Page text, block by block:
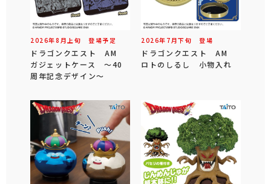
2026年8 月 上旬 登場予定
ドラゴンクエスト AM
ガジェットケース ～40
周年記念デザイン～
2026年 7 月下旬 登場
ドラゴンクエスト AM
ロトのしるし 小物入れ